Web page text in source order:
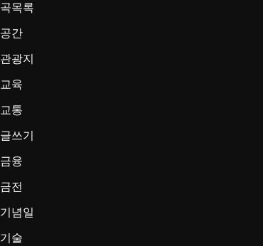
곡목록
공간
관광지
교육
교통
글쓰기
금융
금전
기념일
기술